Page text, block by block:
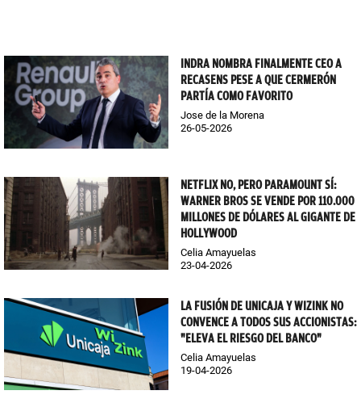
INDRA NOMBRA FINALMENTE CEO A
RECASENS PESE A QUE CERMERÓN
PARTÍA COMO FAVORITO
Jose de la Morena
26-05-2026
NETFLIX NO, PERO PARAMOUNT SÍ:
WARNER BROS SE VENDE POR 110.000
MILLONES DE DÓLARES AL GIGANTE DE
HOLLYWOOD
Celia Amayuelas
23-04-2026
LA FUSIÓN DE UNICAJA Y WIZINK NO
CONVENCE A TODOS SUS ACCIONISTAS:
"ELEVA EL RIESGO DEL BANCO"
Celia Amayuelas
19-04-2026